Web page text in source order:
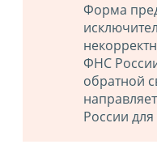
Форма
ФНС
обратной
России